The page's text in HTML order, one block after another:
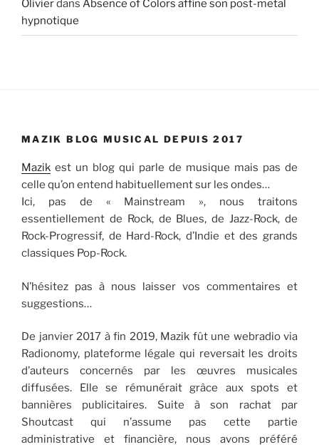
Olivierdans Absence of Colors affine son post-metal
hypnotique
MAZIK BLOG MUSICAL DEPUIS 2017
Mazik est un blog qui parle de musique mais pas de
celle qu’on entend habituellement sur les ondes…
Ici, pas de « Mainstream », nous traitons
essentiellement de Rock, de Blues, de Jazz-Rock, de
Rock-Progressif, de Hard-Rock, d’Indie et des grands
classiques Pop-Rock.
N’hésitez pas à nous laisser vos commentaires et
suggestions…
De janvier 2017 à fin 2019, Mazik fût une webradio via
Radionomy, plateforme légale qui reversait les droits
d’auteurs concernés par les œuvres musicales
diffusées. Elle se rémunérait grâce aux spots et
bannières publicitaires. Suite à son rachat par
Shoutcast qui n’assume pas cette partie
administrative et financière, nous avons préféré